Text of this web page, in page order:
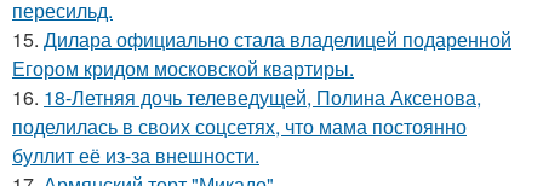
пересильд.
15. Дилара официально стала владелицей подаренной
Егором кридом московской квартиры.
16. 18-Летняя дочь телеведущей, Полина Аксенова,
поделилась в своих соцсетях, что мама постоянно
буллит её из-за внешности.